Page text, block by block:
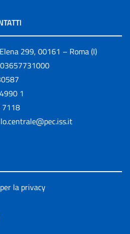
299, 00161 – Roma (I)
03657731000
1
la privacy